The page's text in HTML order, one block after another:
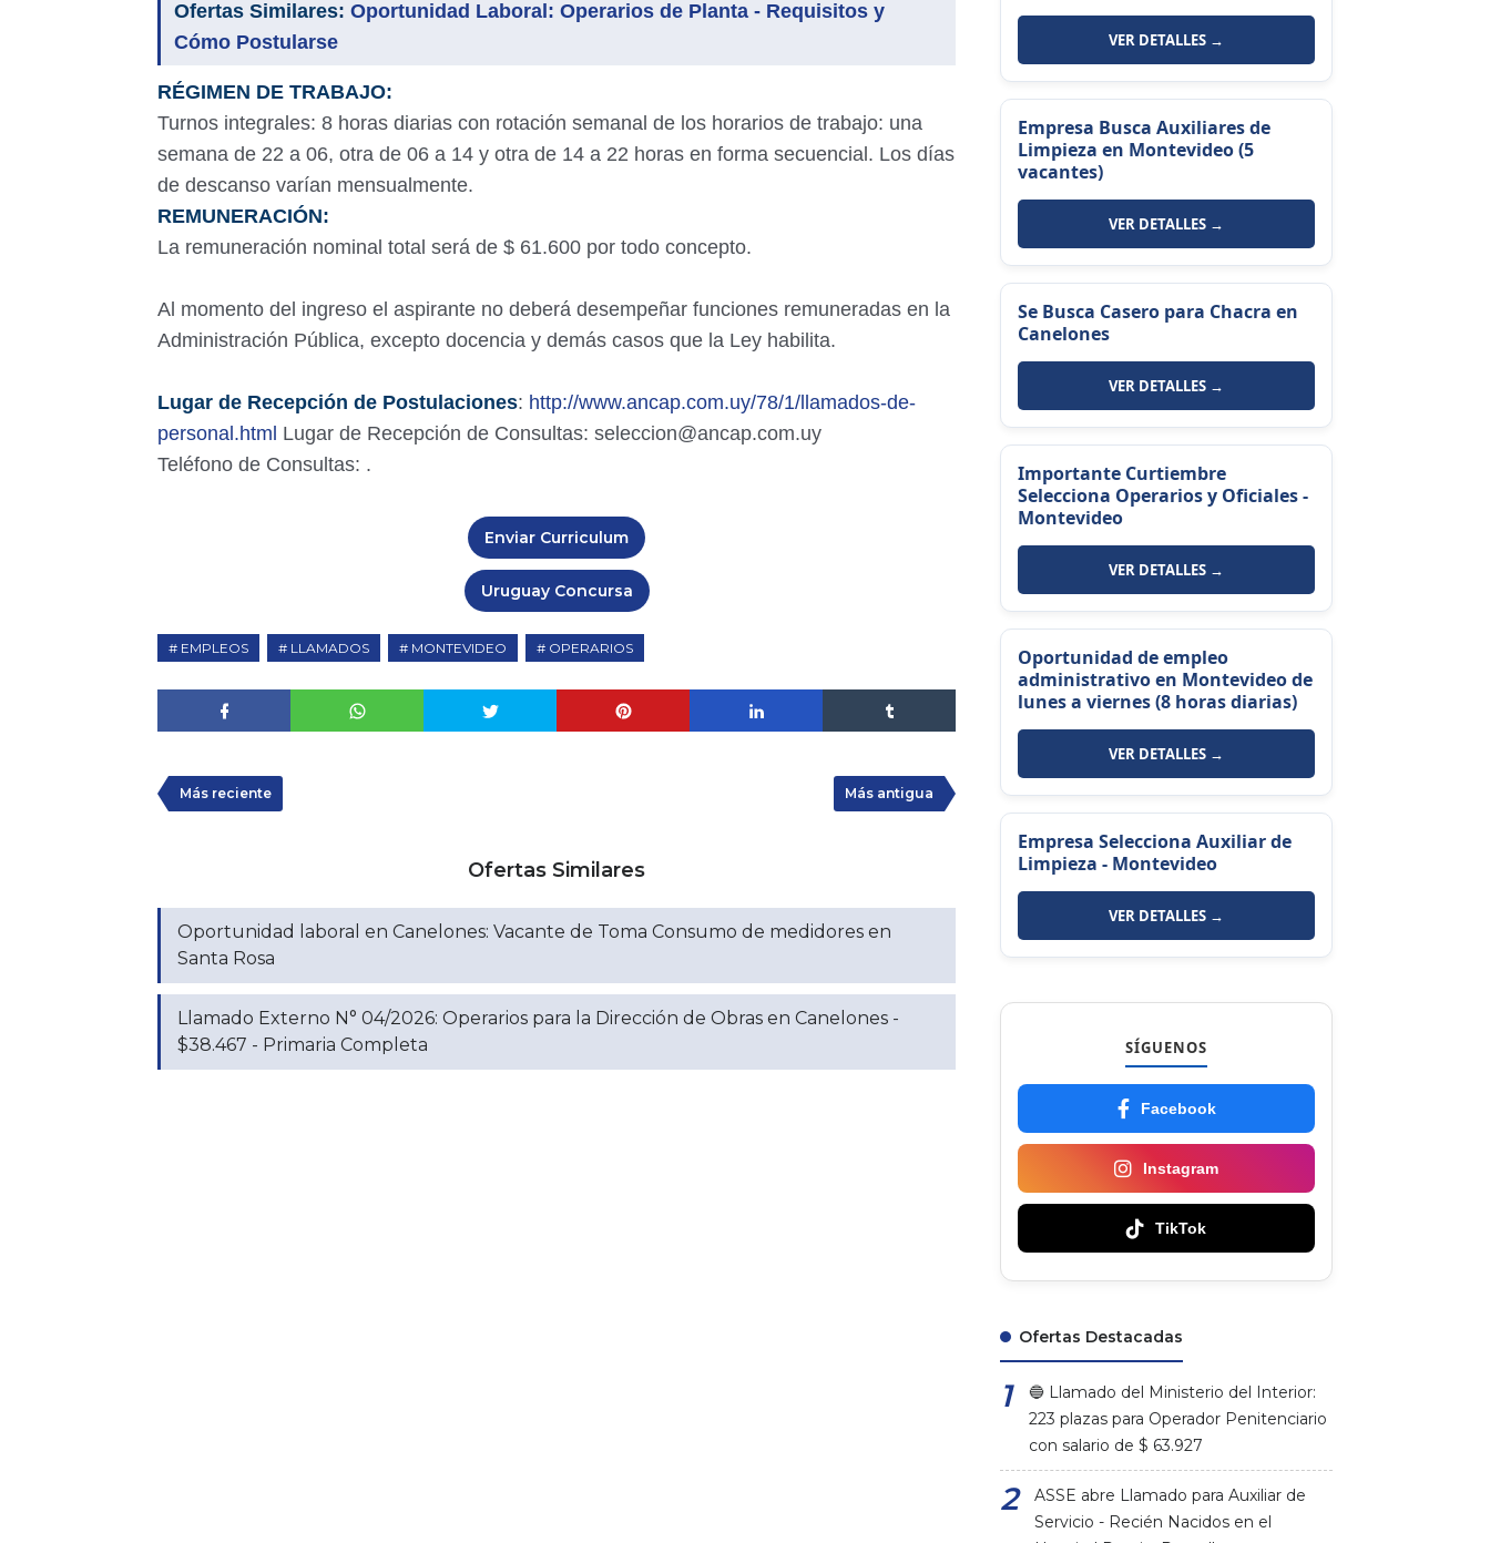
Ofertas Similares: Oportunidad Laboral: Operarios de Planta - Requisitos y
Cómo Postularse
RÉGIMEN DE TRABAJO:
Turnos integrales: 8 horas diarias con rotación semanal de los horarios de trabajo: una
semana de 22 a 06, otra de 06 a 14 y otra de 14 a 22 horas en forma secuencial. Los días
de descanso varían mensualmente.
REMUNERACIÓN:
La remuneración nominal total será de $ 61.600 por todo concepto.
Al momento del ingreso el aspirante no deberá desempeñar funciones remuneradas en la
Administración Pública, excepto docencia y demás casos que la Ley habilita.
Lugar de Recepción de Postulaciones: http://www.ancap.com.uy/78/1/llamados-de-
personal.html Lugar de Recepción de Consultas: seleccion@ancap.com.uy
Teléfono de Consultas: .
Enviar Curriculum
Uruguay Concursa
EMPLEOS LLAMADOS MONTEVIDEO OPERARIOS
Más reciente Más antigua
Ofertas Similares
Oportunidad laboral en Canelones: Vacante de Toma Consumo de medidores en
Santa Rosa
Llamado Externo N° 04/2026: Operarios para la Dirección de Obras en Canelones -
$38.467 - Primaria Completa
VER DETALLES →
Empresa Busca Auxiliares de
Limpieza en Montevideo (5
vacantes)
VER DETALLES →
Se Busca Casero para Chacra en
Canelones
VER DETALLES →
Importante Curtiembre
Selecciona Operarios y Oficiales -
Montevideo
VER DETALLES →
Oportunidad de empleo
administrativo en Montevideo de
lunes a viernes (8 horas diarias)
VER DETALLES →
Empresa Selecciona Auxiliar de
Limpieza - Montevideo
VER DETALLES →
SÍGUENOS
Facebook
Instagram
TikTok
Ofertas Destacadas
🔵 Llamado del Ministerio del Interior:
223 plazas para Operador Penitenciario
con salario de $ 63.927
ASSE abre Llamado para Auxiliar de
Servicio - Recién Nacidos en el